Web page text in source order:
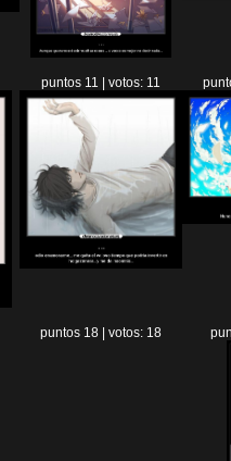
puntos 11 | votos: 11
puntos 18 | votos: 18